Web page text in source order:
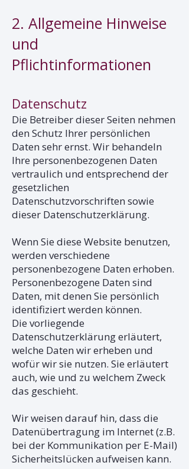
2. Allgemeine Hinweise
und
Pflichtinformationen
Datenschutz
Die Betreiber dieser Seiten nehmen
den Schutz Ihrer persönlichen
Daten sehr ernst. Wir behandeln
Ihre personenbezogenen Daten
vertraulich und entsprechend der
gesetzlichen
Datenschutzvorschriften sowie
dieser Datenschutzerklärung.
Wenn Sie diese Website benutzen,
werden verschiedene
personenbezogene Daten erhoben.
Personenbezogene Daten sind
Daten, mit denen Sie persönlich
identifiziert werden können.
Die vorliegende
Datenschutzerklärung erläutert,
welche Daten wir erheben und
wofür wir sie nutzen. Sie erläutert
auch, wie und zu welchem Zweck
das geschieht.
Wir weisen darauf hin, dass die
Datenübertragung im Internet (z.B.
bei der Kommunikation per E-Mail)
Sicherheitslücken aufweisen kann.